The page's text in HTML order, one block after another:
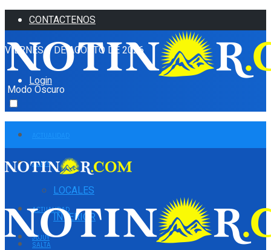
CONTACTENOS
VIERNES 7 DE AGOSTO DE 2026
Login
Modo Oscuro
JUJUY
LOCALES
INTERIOR
SALTA
ACTUALIDAD
JUJUY